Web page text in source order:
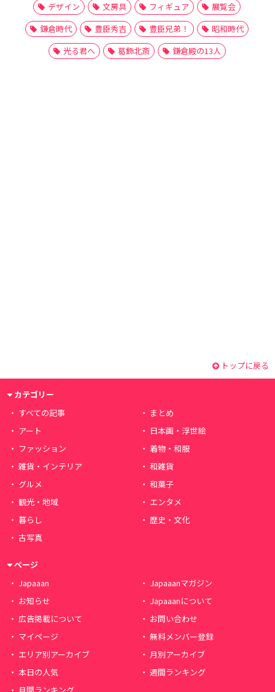
デザイン
文房具 フィギュア
展覧会
鎌倉時代
豊臣秀吉 豊臣兄弟！
昭和時代
光る君へ
葛飾北斎 鎌倉殿の13人
トップに戻る
カテゴリー
すべての記事
まとめ
アート
日本画・浮世絵
ファッション
着物・和服
雑貨・インテリア
和雑貨
グルメ
和菓子
観光・地域
エンタメ
暮らし
歴史・文化
古写真
ページ
Japaaan
Japaaanマガジン
お知らせ
Japaaanについて
広告掲載について
お問い合わせ
マイページ
無料メンバー登録
エリア別アーカイブ
月別アーカイブ
本日の人気
週間ランキング